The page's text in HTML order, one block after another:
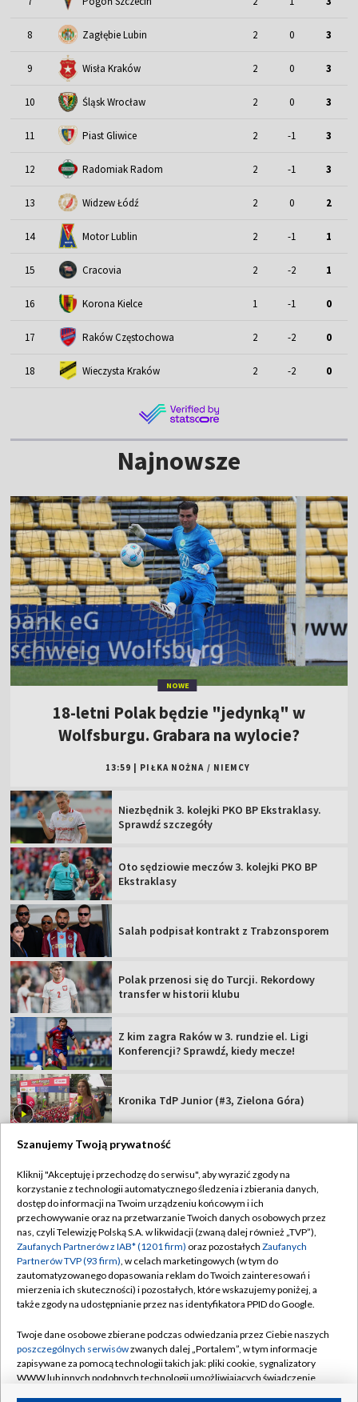
8 Zagłębie Lubin 2 0 3
9 Wisła Kraków 2 0 3
10 Śląsk Wrocław 2 0 3
11 Piast Gliwice 2 -1 3
12 Radomiak Radom 2 -1 3
13 Widzew Łódź 2 0 2
14 Motor Lublin 2 -1 1
15 Cracovia 2 -2 1
16 Korona Kielce 1 -1 0
17 Raków Częstochowa 2 -2 0
18 Wieczysta Kraków 2 -2 0
Najnowsze
NOWE
18-letni Polak będzie "jedynką" w
Wolfsburgu. Grabara na wylocie?
13:59 PIŁKA NOŻNA / NIEMCY
Niezbędnik 3. kolejki PKO BP Ekstraklasy.
Sprawdź szczegóły
Oto sędziowie meczów 3. kolejki PKO BP
Ekstraklasy
Salah podpisał kontrakt z Trabzonsporem
Polak przenosi się do Turcji. Rekordowy
transfer w historii klubu
Z kim zagra Raków w 3. rundzie el. Ligi
Konferencji? Sprawdź, kiedy mecze!
Kronika TdP Junior (#3, Zielona Góra)
TVP
Abonament TVP
Sklep TVP
Biuro Reklamy
Oferta Handlowa
Emisja w TVP
Rada Programowa
Ogłoszenia przetargowe
Regulamin TVP
Polityka prywatności
Moje zgody
Biuro reklamy
Kanały
Szanujemy Twoją prywatność
Kliknij "Akceptuję i przechodzę do serwisu", aby wyrazić zgody na
korzystanie z technologii automatycznego śledzenia i zbierania danych,
dostęp do informacji na Twoim urządzeniu końcowym i ich
przechowywanie oraz na przetwarzanie Twoich danych osobowych przez
nas, czyli Telewizję Polską S.A. w likwidacji (zwaną dalej również „TVP”),
Zaufanych Partnerów z IAB* (1201 firm) oraz pozostałych Zaufanych
Partnerów TVP (93 firm), w celach marketingowych (w tym do
zautomatyzowanego dopasowania reklam do Twoich zainteresowań i
mierzenia ich skuteczności) i pozostałych, które wskazujemy poniżej, a
także zgody na udostępnianie przez nas identyfikatora PPID do Google.
Twoje dane osobowe zbierane podczas odwiedzania przez Ciebie naszych
poszczególnych serwisówzwanych dalej „Portalem”, w tym informacje
zapisywane za pomocą technologii takich jak: pliki cookie, sygnalizatory
WWW lub innych podobnych technologii umożliwiających świadczenie